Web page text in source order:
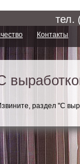
тел.
Контакты
раздел "С